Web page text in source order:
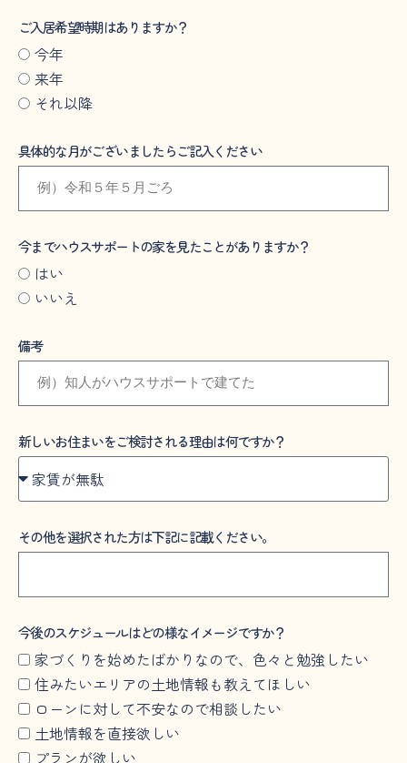
ご入居希望時期はありますか？
今年
来年
それ以降
具体的な月がございましたらご記入ください
今までハウスサポートの家を見たことがありますか？
はい
いいえ
備考
新しいお住まいをご検討される理由は何ですか？
その他を選択された方は下記に記載ください。
今後のスケジュールはどの様なイメージですか？
家づくりを始めたばかりなので、色々と勉強したい
住みたいエリアの土地情報も教えてほしい
ローンに対して不安なので相談したい
土地情報を直接欲しい
プランが欲しい